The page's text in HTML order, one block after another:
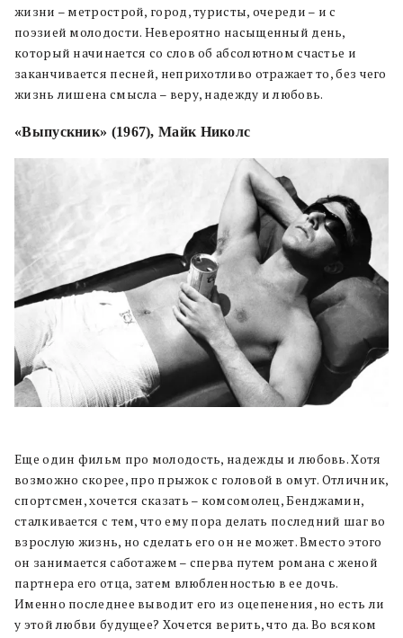
жизни – метрострой, город, туристы, очереди – и с
поэзией молодости. Невероятно насыщенный день,
который начинается со слов об абсолютном счастье и
заканчивается песней, неприхотливо отражает то, без чего
жизнь лишена смысла – веру, надежду и любовь.
«Выпускник» (1967), Майк Николс
Еще один фильм про молодость, надежды и любовь. Хотя
возможно скорее, про прыжок с головой в омут. Отличник,
спортсмен, хочется сказать – комсомолец, Бенджамин,
сталкивается с тем, что ему пора делать последний шаг во
взрослую жизнь, но сделать его он не может. Вместо этого
он занимается саботажем – сперва путем романа с женой
партнера его отца, затем влюбленностью в ее дочь.
Именно последнее выводит его из оцепенения, но есть ли
у этой любви будущее? Хочется верить, что да. Во всяком